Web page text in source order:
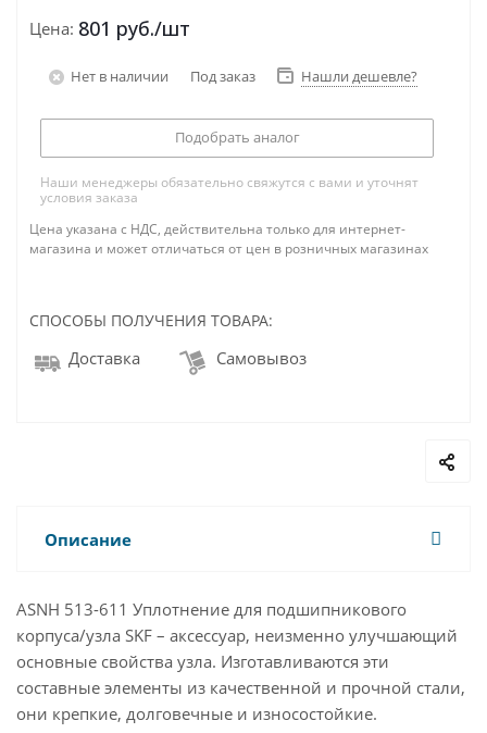
Цена: 801 руб./шт
Нет в наличии Под заказ Нашли дешевле?
Подобрать аналог
Наши менеджеры обязательно свяжутся с вами и уточнят
условия заказа
Цена указана с НДС, действительна только для интернет-
магазина и может отличаться от цен в розничных магазинах
СПОСОБЫ ПОЛУЧЕНИЯ ТОВАРА:
Доставка Самовывоз
Описание
ASNH 513-611 Уплотнение для подшипникового
корпуса/узла SKF – аксессуар, неизменно улучшающий
основные свойства узла. Изготавливаются эти
составные элементы из качественной и прочной стали,
они крепкие, долговечные и износостойкие.